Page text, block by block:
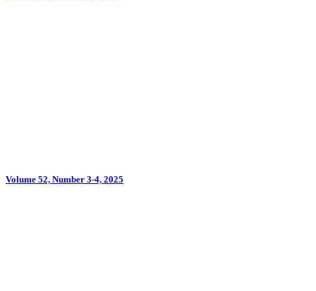
Volume 52, Number 3-4, 2025